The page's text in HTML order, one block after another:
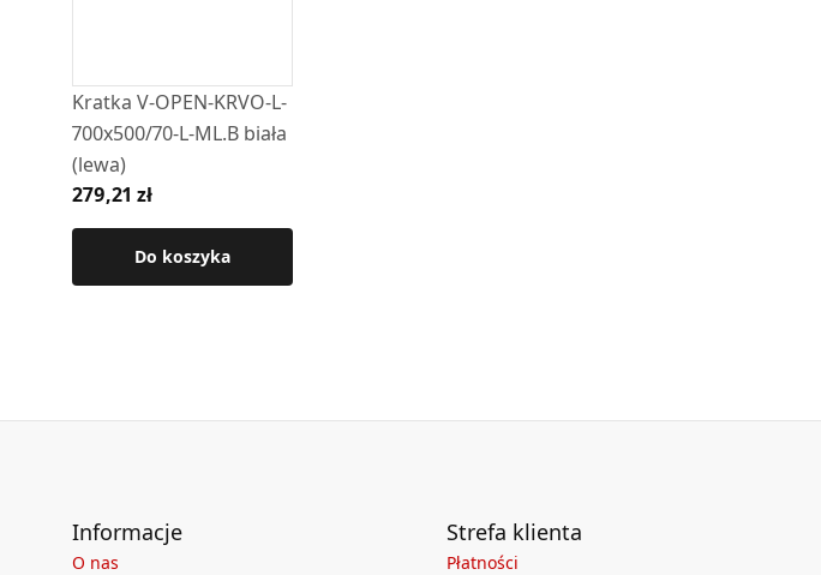
Kratka V-OPEN-KRVO-L-
700x500/70-L-ML.B biała
(lewa)
279,21 zł
Do koszyka
Informacje
O nas
Strefa klienta
Płatności